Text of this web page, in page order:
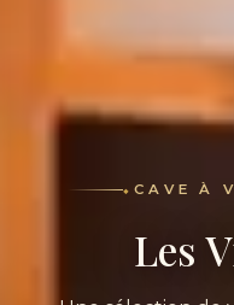
CAVE À
Les